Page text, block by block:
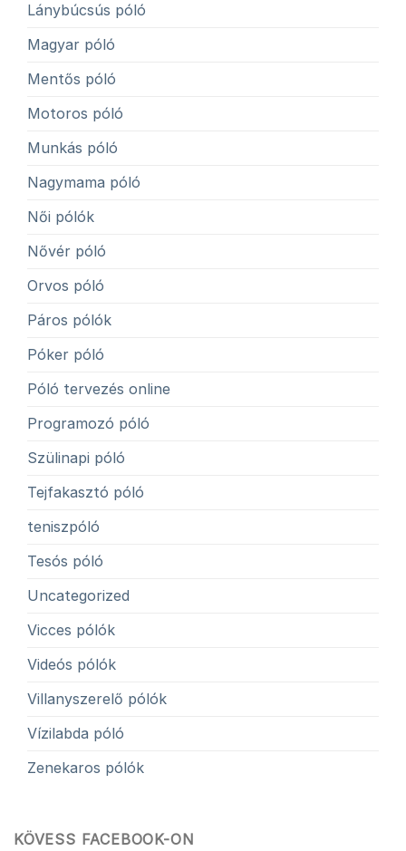
Lánybúcsús póló
Magyar póló
Mentős póló
Motoros póló
Munkás póló
Nagymama póló
Női pólók
Nővér póló
Orvos póló
Páros pólók
Póker póló
Póló tervezés online
Programozó póló
Szülinapi póló
Tejfakasztó póló
teniszpóló
Tesós póló
Uncategorized
Vicces pólók
Videós pólók
Villanyszerelő pólók
Vízilabda póló
Zenekaros pólók
KÖVESS FACEBOOK-ON